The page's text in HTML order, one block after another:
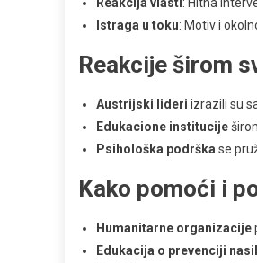
Istraga u toku: Motiv i
Reakcije širom
Austrijski lideri izrazili su
Edukacione institucije
Psihološka podrška se
Kako pomoći i
Humanitarne organizacije
Edukacija o prevenciji